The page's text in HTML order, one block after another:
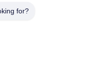
Sujet De Nous
for?